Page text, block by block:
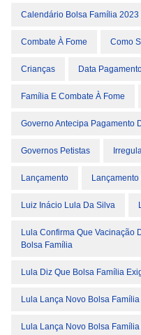
Calendário Bolsa Família 2023
Combate À Fome Como
Crianças Data
Família E Combate À Fome
Governo Antecipa Pagamento
Governos Petistas
Lançamento
Luiz Inácio Lula Da Silva
Lula Confirma Que Vacinação
Bolsa Família
Lula Diz Que Bolsa Família
Lula Lança Novo Bolsa Família
Lula Lança Novo Bolsa